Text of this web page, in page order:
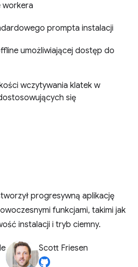
workera
prompta instalacji
umożliwiającej dostęp do
wczytywania klatek w
się
progresywną aplikację
funkcjami, takimi jak
instalacji i tryb ciemny.
Scott Friesen